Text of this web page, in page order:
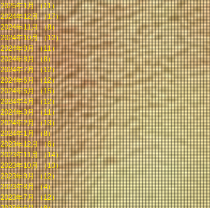
2025年1月 （11）11件の記事
2024年12月 （17）17件の記事
2024年11月 （8）8件の記事
2024年10月 （12）12件の記事
2024年9月 （11）11件の記事
2024年8月 （8）8件の記事
2024年7月 （12）12件の記事
2024年6月 （12）12件の記事
2024年5月 （15）15件の記事
2024年4月 （12）12件の記事
2024年3月 （11）11件の記事
2024年2月 （13）13件の記事
2024年1月 （8）8件の記事
2023年12月 （6）6件の記事
2023年11月 （14）14件の記事
2023年10月 （10）10件の記事
2023年9月 （12）12件の記事
2023年8月 （4）4件の記事
2023年7月 （12）12件の記事